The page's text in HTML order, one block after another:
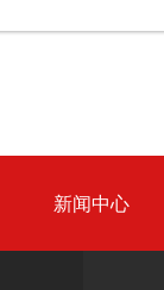
新闻中心